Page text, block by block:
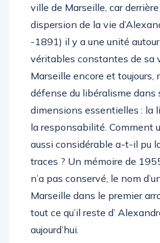
ville de Marseille, car
dispersion de la vie
-1891) il y a une unité autour
véritables constantes de sa
Marseille encore et toujours,
défense du libéralisme dans
dimensions essentielles : la
la responsabilité. Comment
aussi considérable a-t-il pu
traces ? Un mémoire de
n’a pas conservé, le nom
Marseille dans le premier
tout ce qu’il reste d’
aujourd’hui.